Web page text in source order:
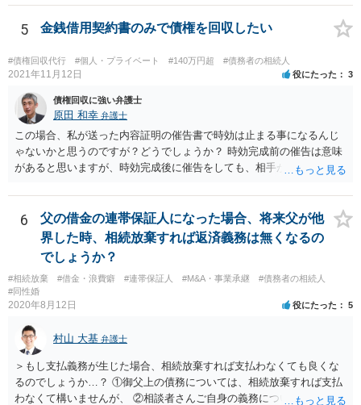
5 金銭借用契約書のみで債権を回収したい
#債権回収代行 #個人・プライベート #140万円超 #債務者の相続人
2021年11月12日 役にたった 3
債権回収に強い弁護士
原田 和幸 弁護士
この場合、私が送った内容証明の催告書で時効は止まる事になるんじ
ゃないかと思うのですが？どうでしょうか？ 時効完成前の催告は意味
があると思いますが、時効完成後に催告をしても、相手が時効の援用
6
父の借金の連帯保証人になった場合、将来父が他
界した時、相続放棄すれば返済義務は無くなるの
でしょうか？
#相続放棄 #借金・浪費癖 #連帯保証人 #M&A・事業承継
#債務者の相続人
#同性婚
2020年8月12日 役にたった 5
村山 大基 弁護士
＞もし支払義務が生じた場合、相続放棄すれば支払わなくても良くな
るのでしょうか…？ ①御父上の債務については、相続放棄すれば支払
わなくて構いませんが、 ②相談者さんご自身の義務については、契約